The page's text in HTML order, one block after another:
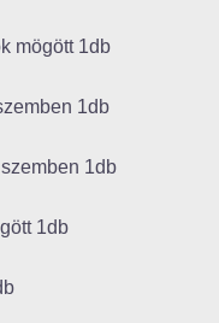
mögött 1db
1db
1db
1db